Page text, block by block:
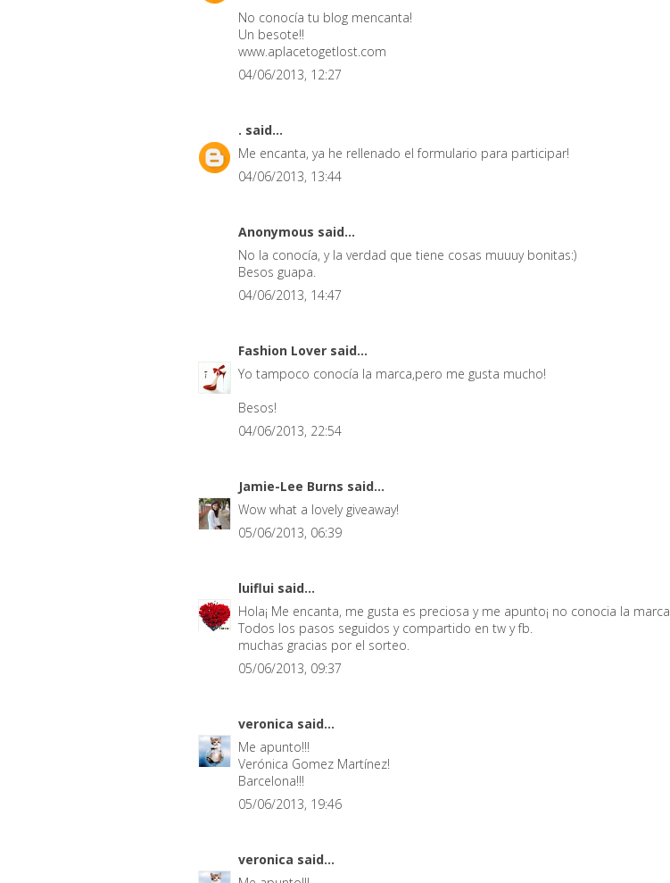
No conocía tu blog mencanta!
Un besote!!
www.aplacetogetlost.com
04/06/2013, 12:27
. said...
Me encanta, ya he rellenado el formulario para participar!
04/06/2013, 13:44
Anonymous said...
No la conocía, y la verdad que tiene cosas muuuy bonitas:)
Besos guapa.
04/06/2013, 14:47
Fashion Lover said...
Yo tampoco conocía la marca,pero me gusta mucho!
Besos!
04/06/2013, 22:54
Jamie-Lee Burns said...
Wow what a lovely giveaway!
05/06/2013, 06:39
luiflui said...
Hola¡ Me encanta, me gusta es preciosa y me apunto¡ no conocia la marca
Todos los pasos seguidos y compartido en tw y fb.
muchas gracias por el sorteo.
05/06/2013, 09:37
veronica said...
Me apunto!!!
Verónica Gomez Martínez!
Barcelona!!!
05/06/2013, 19:46
veronica said...